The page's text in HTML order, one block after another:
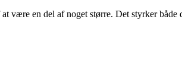
være en del af noget større. Det styrker